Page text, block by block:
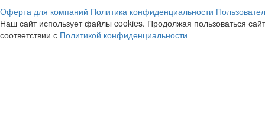
Оферта для компаний Политика конфиденциальности
Наш сайт использует файлы cookies. Продолжая пользоваться
соответствии с Политикой конфиденциальности